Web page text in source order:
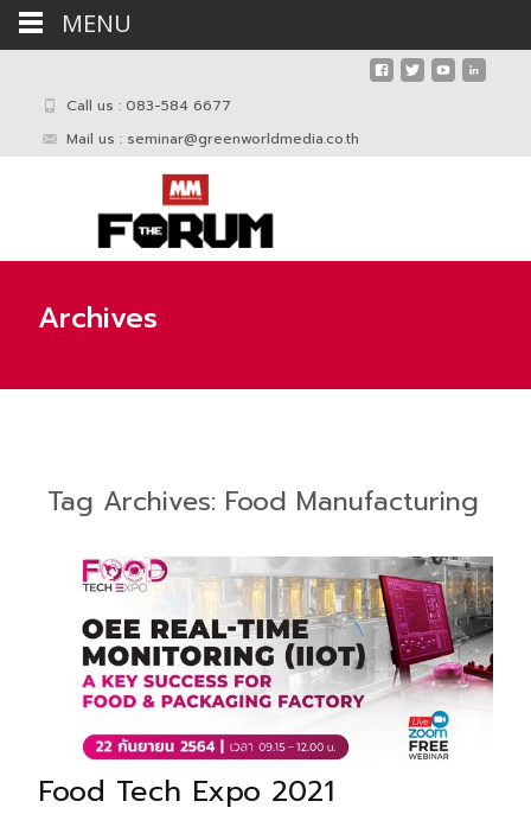
Call us : 083-584 6677
Mail us : seminar@greenworldmedia.co.th
Archives
Tag Archives: Food Manufacturing
Food Tech Expo 2021
MENU